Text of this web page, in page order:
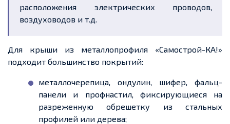
расположения электрических проводов,
воздуховодов и т.д.
Для крыши из металлопрофиля «Самострой-КА!»
подходит большинство покрытий:
металлочерепица, ондулин, шифер, фальц-
панели и профнастил, фиксирующиеся на
разреженную обрешетку из стальных
профилей или дерева;